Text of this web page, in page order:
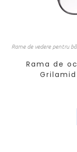
Rame de vedere pentru
Rama de
Grilamid